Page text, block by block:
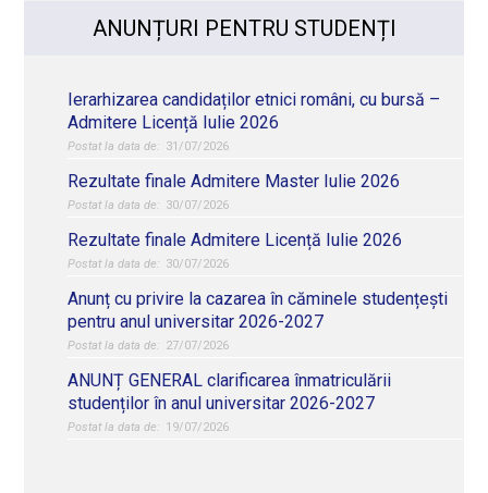
ANUNȚURI PENTRU STUDENȚI
Ierarhizarea candidaților etnici români, cu bursă –
Admitere Licență Iulie 2026
31/07/2026
Rezultate finale Admitere Master Iulie 2026
30/07/2026
Rezultate finale Admitere Licență Iulie 2026
30/07/2026
Anunț cu privire la cazarea în căminele studențești
pentru anul universitar 2026-2027
27/07/2026
ANUNȚ GENERAL clarificarea înmatriculării
studenților în anul universitar 2026-2027
19/07/2026